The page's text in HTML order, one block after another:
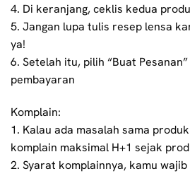
4. Di keranjang, ceklis kedua
5. Jangan lupa tulis resep lensa
ya!
6. Setelah itu, pilih “Buat
pembayaran
Komplain:
1. Kalau ada masalah sama
komplain maksimal H+1 sejak
2. Syarat komplainnya, kamu